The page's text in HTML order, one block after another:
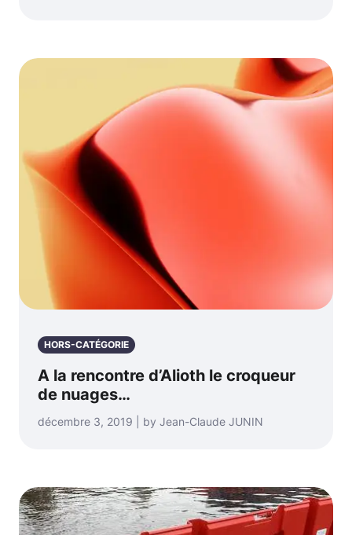
HORS-CATÉGORIE
A la rencontre d’Alioth le croqueur
de nuages…
décembre 3, 2019 | by Jean-Claude JUNIN